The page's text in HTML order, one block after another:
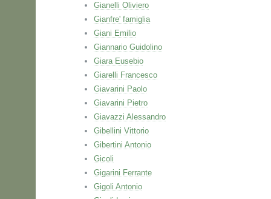
Gianelli Oliviero
Gianfre' famiglia
Giani Emilio
Giannario Guidolino
Giara Eusebio
Giarelli Francesco
Giavarini Paolo
Giavarini Pietro
Giavazzi Alessandro
Gibellini Vittorio
Gibertini Antonio
Gicoli
Gigarini Ferrante
Gigoli Antonio